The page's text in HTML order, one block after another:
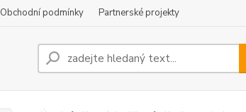
Obchodní podmínky Partnerské projekty